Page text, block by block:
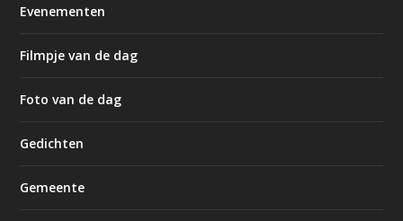
Evenementen
Filmpje van de dag
Foto van de dag
Gedichten
Gemeente